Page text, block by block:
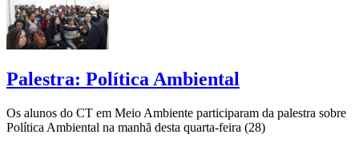
Palestra: Política Ambiental
Os alunos do CT em Meio Ambiente participaram da palestra sobre
Política Ambiental na manhã desta quarta-feira (28)